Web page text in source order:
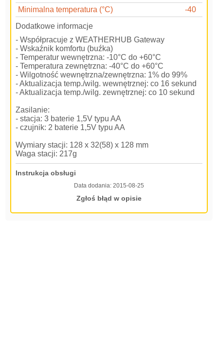
Minimalna temperatura (°C)
-40
Dodatkowe informacje
- Współpracuje z WEATHERHUB Gateway
- Wskaźnik komfortu (buźka)
- Temperatur wewnętrzna: -10°C do +60°C
- Temperatura zewnętrzna: -40°C do +60°C
- Wilgotność wewnętrzna/zewnętrzna: 1% do 99%
- Aktualizacja temp./wilg. wewnętrznej: co 16 sekund
- Aktualizacja temp./wilg. zewnętrznej: co 10 sekund
Zasilanie:
- stacja: 3 baterie 1,5V typu AA
- czujnik: 2 baterie 1,5V typu AA
Wymiary stacji: 128 x 32(58) x 128 mm
Waga stacji: 217g
Instrukcja obsługi
Data dodania: 2015-08-25
Zgłoś błąd w opisie